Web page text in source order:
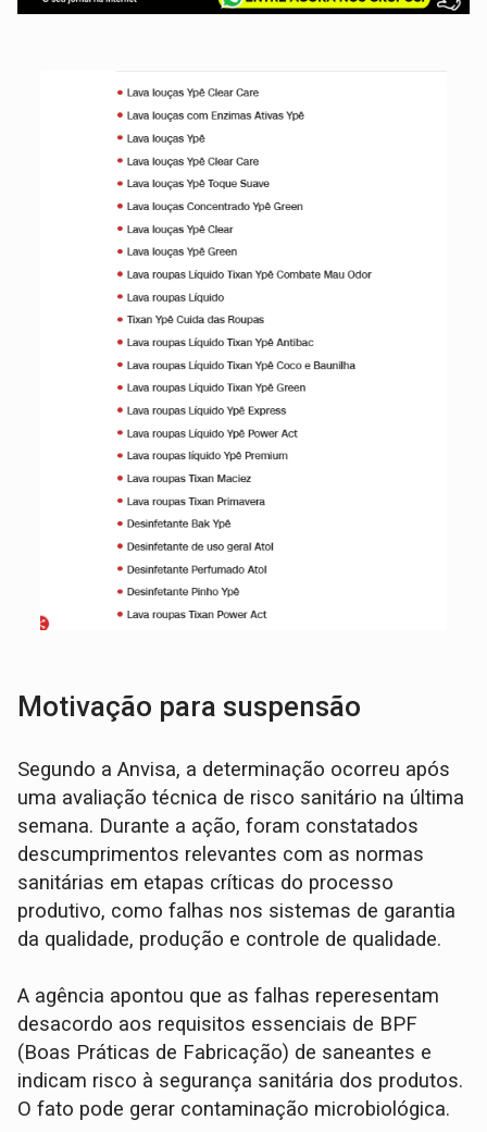
Motivação para suspensão
Segundo a Anvisa, a determinação ocorreu após
uma avaliação técnica de risco sanitário na última
semana. Durante a ação, foram constatados
descumprimentos relevantes com as normas
sanitárias em etapas críticas do processo
produtivo, como falhas nos sistemas de garantia
da qualidade, produção e controle de qualidade.
A agência apontou que as falhas reperesentam
desacordo aos requisitos essenciais de BPF
(Boas Práticas de Fabricação) de saneantes e
indicam risco à segurança sanitária dos produtos.
O fato pode gerar contaminação microbiológica.